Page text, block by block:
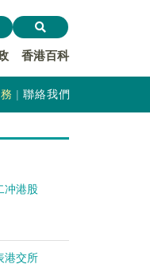
香港百科
聯絡我們
冲港股
港交所